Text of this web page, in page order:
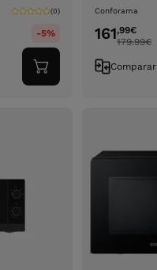
(0)
-5%
Adicionar
ao
Conforama
161,99€
179.99€
Comparar